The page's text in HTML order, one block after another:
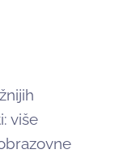
više